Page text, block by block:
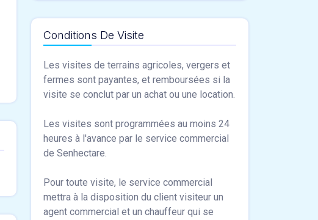
Conditions De Visite
Les visites de terrains agricoles, vergers et
fermes sont payantes, et remboursées si la
visite se conclut par un achat ou une location.
Les visites sont programmées au moins 24
heures à l'avance par le service commercial
de Senhectare.
Pour toute visite, le service commercial
mettra à la disposition du client visiteur un
agent commercial et un chauffeur qui se